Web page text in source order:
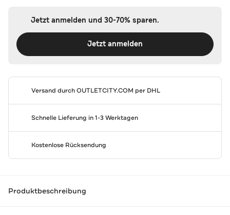
Jetzt anmelden und 30-70% sparen.
Jetzt anmelden
Versand durchOUTLETCITY.COM per DHL
Schnelle Lieferung in 1-3 Werktagen
Kostenlose Rücksendung
Produktbeschreibung